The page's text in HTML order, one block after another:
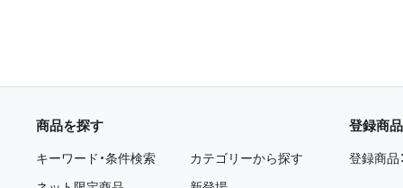
商品を探す
キーワード・条件検索
カテゴリーから探す
登録商品
登録商品